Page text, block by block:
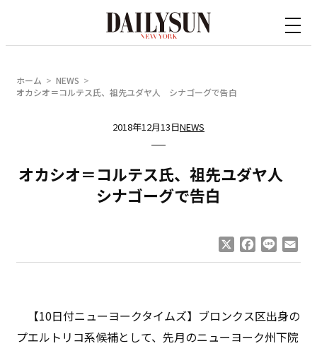
ホーム
NEWS
オカシオ＝コルテス氏、祖先ユダヤ人 シナゴーグで告白
2018年12月13日NEWS
オカシオ＝コルテス氏、祖先ユダヤ人
シナゴーグで告白
Facebook
Line
【10日付ニューヨークタイムズ】ブロンクス区出身の
プエルトリコ系候補として、先月のニューヨーク州下院